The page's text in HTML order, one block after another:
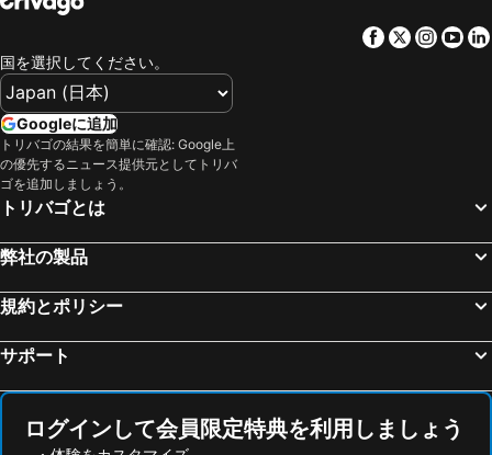
Facebook
Twitter
国を選択してください。
Googleに追加
トリバゴの結果を簡単に確認: Google上
の優先するニュース提供元としてトリバ
ゴを追加しましょう。
トリバゴとは
弊社の製品
規約とポリシー
サポート
ログインして会員限定特典を利用しましょう